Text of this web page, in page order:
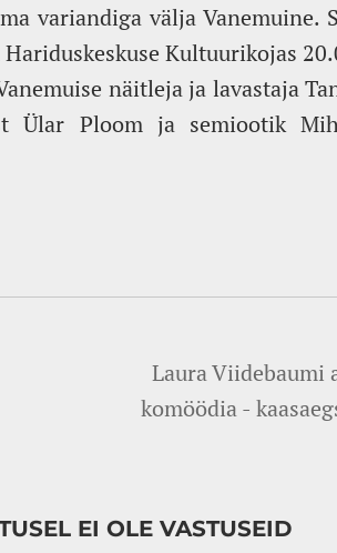
variandiga välja Vanemuine.
Kultuurikojas
näitleja ja lavastaja
Ülar Ploom ja semiootik
Laura Viidebaumi
komöödia -
EI OLE VASTUSEID